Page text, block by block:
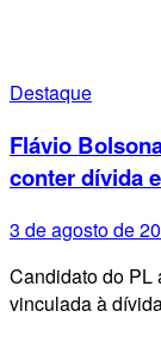
Destaque
Flávio
conter dívida
3 de agosto de
Candidato do PL
vinculada à